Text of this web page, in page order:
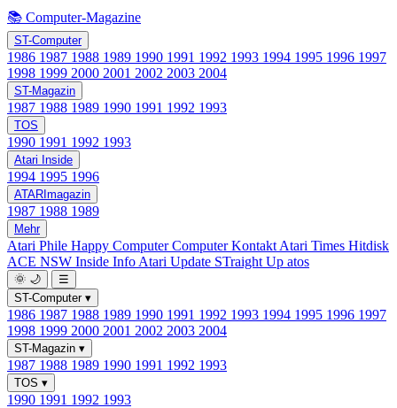
📚 Computer-Magazine
ST-Computer
1986 1987 1988 1989 1990 1991 1992 1993 1994 1995 1996 1997
1998 1999 2000 2001 2002 2003 2004
ST-Magazin
1987 1988 1989 1990 1991 1992 1993
TOS
1990 1991 1992 1993
Atari Inside
1994 1995 1996
ATARImagazin
1987 1988 1989
Mehr
Atari Phile Happy ComputerComputer Kontakt Atari Times Hitdisk
ACE NSW Inside Info Atari Update STraight Up atos
🌞 🌙
☰
ST-Computer ▾
1986 1987 1988 1989 1990 1991 1992 1993 1994 1995 1996 1997
1998 1999 2000 2001 2002 2003 2004
ST-Magazin ▾
1987 1988 1989 1990 1991 1992 1993
TOS ▾
1990 1991 1992 1993